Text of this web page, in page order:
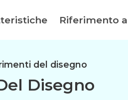
Riferimento
del disegno
Disegno